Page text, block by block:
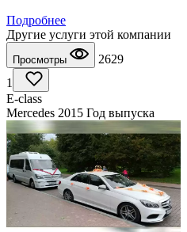
Подробнее
Другие услуги этой компании
Просмотры
2629
1
Е-class
Mercedes 2015 Год выпуска